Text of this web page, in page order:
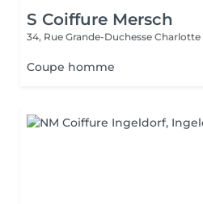
S Coiffure Mersch
34, Rue Grande-Duchesse Charlotte
Coupe homme